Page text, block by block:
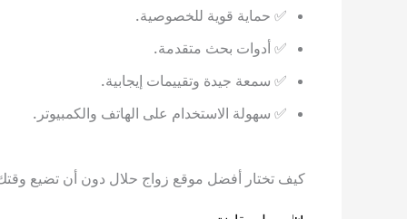
✅ حماية قوية للخصوصية.
✅ أدوات بحث متقدمة.
✅ سمعة جيدة وتقييمات إيجابية.
✅ سهولة الاستخدام على الهاتف والكمبيوتر.
كيف تختار أفضل موقع زواج حلال دون أن تضيع